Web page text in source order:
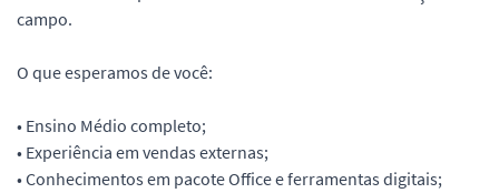
campo.
O que esperamos de você:
• Ensino Médio completo;
• Experiência em vendas externas;
• Conhecimentos em pacote Office e ferramentas digitais;